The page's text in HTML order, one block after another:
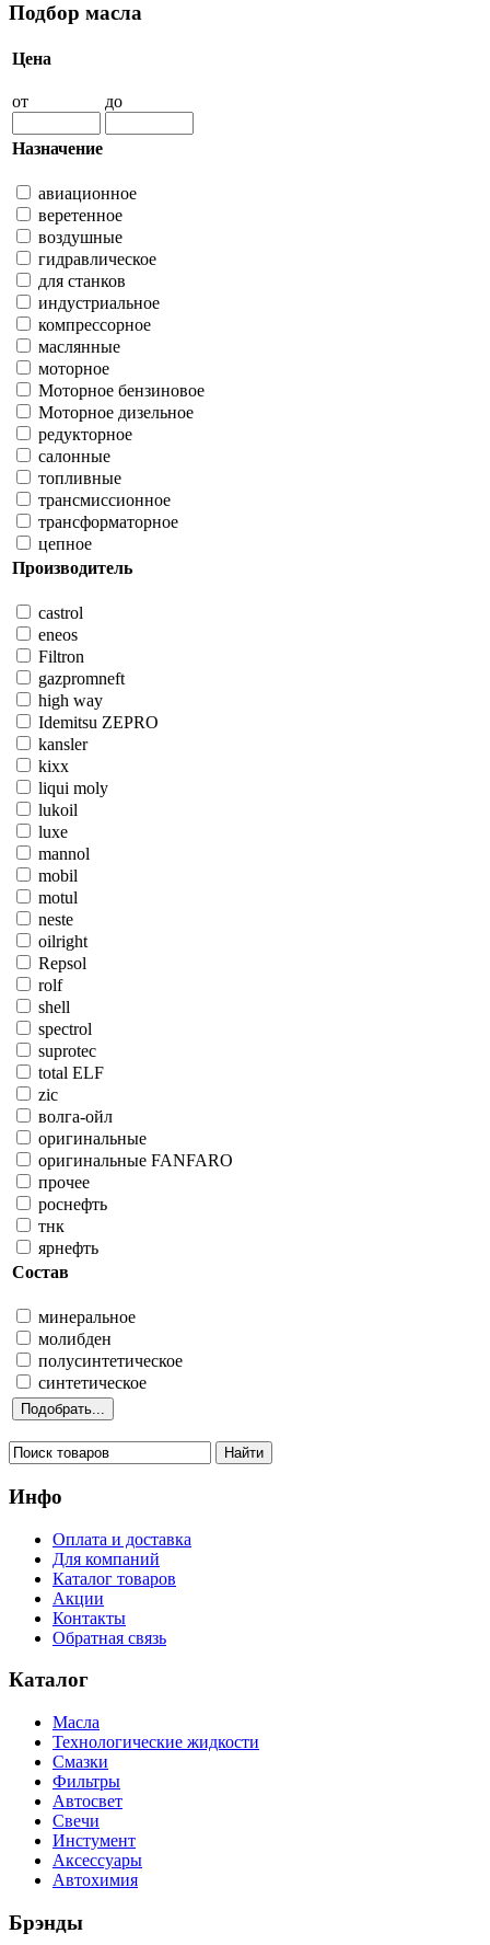
Подбор масла
Цена
от до
Назначение
авиационное
веретенное
воздушные
гидравлическое
для станков
индустриальное
компрессорное
маслянные
моторное
Моторное бензиновое
Моторное дизельное
редукторное
салонные
топливные
трансмиссионное
трансформаторное
цепное
Производитель
castrol
eneos
Filtron
gazpromneft
high way
Idemitsu ZEPRO
kansler
kixx
liqui moly
lukoil
luxe
mannol
mobil
motul
neste
oilright
Repsol
rolf
shell
spectrol
suprotec
total ELF
zic
волга-ойл
оригинальные
оригинальные FANFARO
прочее
роснефть
тнк
ярнефть
Состав
минеральное
молибден
полусинтетическое
синтетическое
Инфо
Оплата и доставка
Для компаний
Каталог товаров
Акции
Контакты
Обратная связь
Каталог
Масла
Технологические жидкости
Смазки
Фильтры
Автосвет
Свечи
Инстумент
Аксессуары
Автохимия
Брэнды